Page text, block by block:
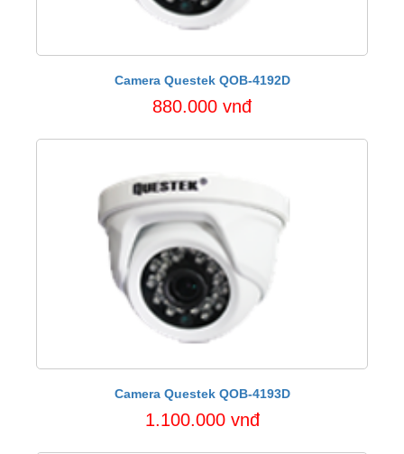
Camera Questek QOB-4192D
880.000 vnđ
Camera Questek QOB-4193D
1.100.000 vnđ